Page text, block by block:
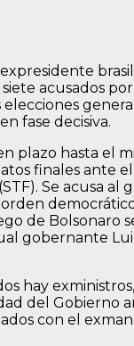
acusados
elecciones
fase decisiva.
plazo hasta el
finales ante
Se acusa al
de Bolsonaro
gobernante
hay
del Gobierno
con el